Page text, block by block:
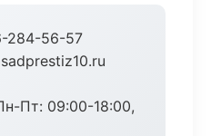
284-56-57
Пт: 09:00-18:00,